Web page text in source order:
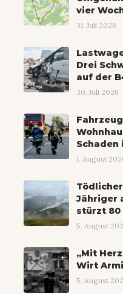
vier
31. Juli 2026
Drei
auf der
30. Juli 2026
Schaden
1. August
Jähriger
stürzt 80
5. August
„Mit
Wirt
5. August